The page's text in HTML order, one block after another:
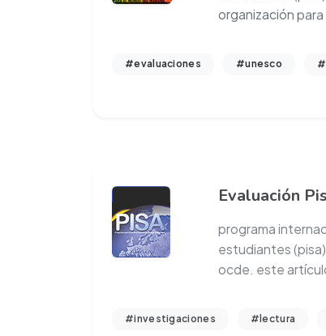
organización
#evaluaciones #unesco
Evaluación
estudiantes
ocde. este